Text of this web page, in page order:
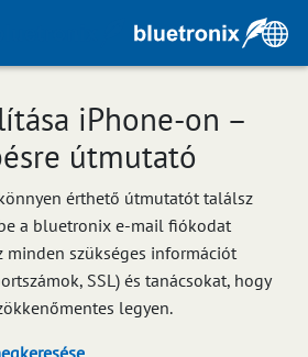
iPhone-on –
útmutató
érthető útmutatót találsz
a bluetronix e-mail fiókodat
minden szükséges információt
SSL) és tanácsokat, hogy
legyen.